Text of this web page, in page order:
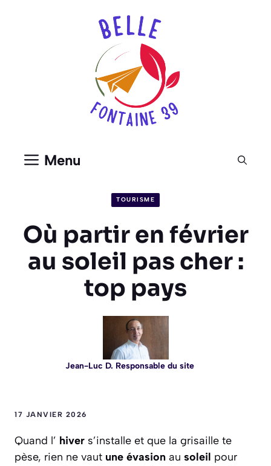
Menu
TOURISME
Où partir en février
au soleil pas cher :
top pays
Jean-Luc D. Responsable du site
17 JANVIER 2026
Quand l’ hiver s’installe et que la grisaille te
pèse, rien ne vaut une évasion au soleil pour